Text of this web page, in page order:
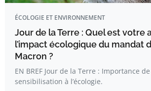
ÉCOLOGIE ET ENVIRONNEMENT
Jour de la Terre : Quel est votre
l’impact écologique du mandat
Macron ?
EN BREF Jour de la Terre : Importance
sensibilisation à l’écologie.